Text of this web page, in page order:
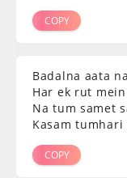
COPY
Badalna aata
Har ek rut
Na tum samet
Kasam
COPY